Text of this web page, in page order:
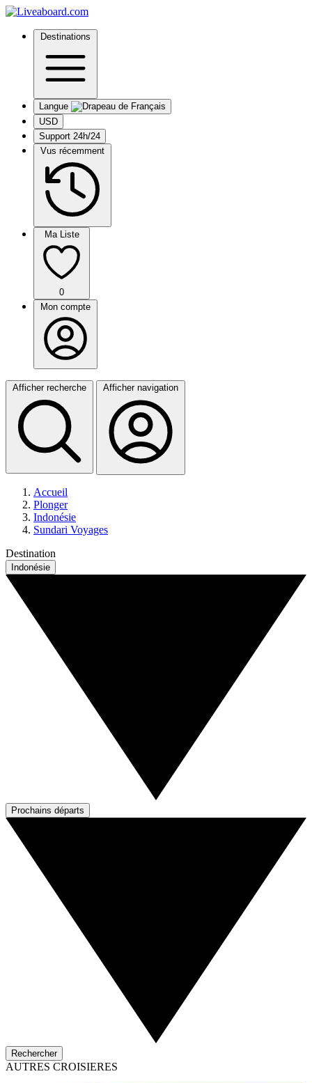
Destinations
Langue
USD
Support 24h/24
Vus récemment
Ma Liste
0
Mon compte
Afficher recherche Afficher navigation
Accueil
Plonger
Indonésie
Sundari Voyages
Destination
Indonésie
Prochains départs
Rechercher
AUTRES CROISIERES